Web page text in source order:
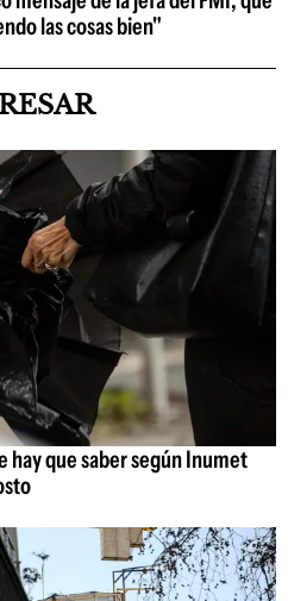
las cosas bien"
hay que saber según Inumet